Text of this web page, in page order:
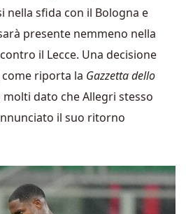
sfida con il Bologna e
presente nemmeno nella
il Lecce. Una decisione
come riporta la Gazzetta dello
dato che Allegri stesso
il suo ritorno